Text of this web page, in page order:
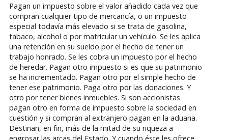
Pagan un impuesto sobre el valor añadido cada vez que
compran cualquier tipo de mercancía, o un impuesto
especial todavía más elevado si se trata de gasolina,
tabaco, alcohol o por matricular un vehículo. Se les aplica
una retención en su sueldo por el hecho de tener un
trabajo honrado. Se les cobra un impuesto por el hecho
de heredar. Pagan otro impuesto si es que su patrimonio
se ha incrementado. Pagan otro por el simple hecho de
tener ese patrimonio. Paga otro por las donaciones. Y
otro por tener bienes inmuebles. Si son accionistas
pagan otro en forma de impuesto sobre la sociedad en
cuestión y si compran al extranjero pagan en la aduana.
Destinan, en fin, más de la mitad de su riqueza a